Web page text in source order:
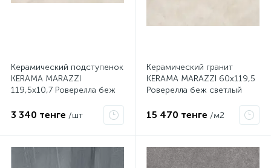
Керамический подступенок
KERAMA MARAZZI
119,5х10,7 Роверелла беж
3 340 тенге /шт
Керамический гранит
KERAMA MARAZZI 60х119,5
Роверелла беж светлый
15 470 тенге /м2